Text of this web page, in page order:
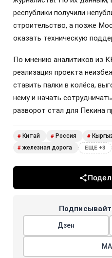
республики получили
строительство, а позже
оказать техническую
По мнению аналитиков из
реализация проекта
ставить палки в колёса,
нему и начать
разворот стал для Пекина
# Китай # Россия #
# железная дорога ЕЩЕ +3
Дзен